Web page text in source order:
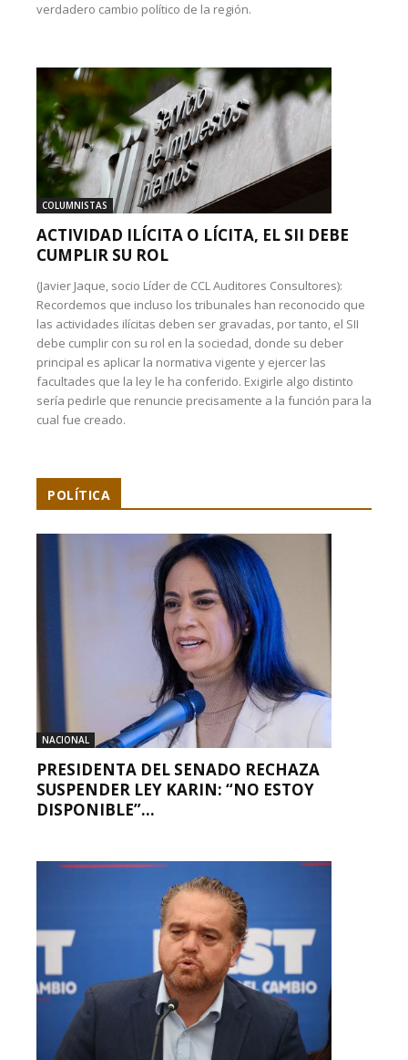
verdadero cambio político de la región.
COLUMNISTAS
ACTIVIDAD ILÍCITA O LÍCITA, EL SII DEBE
CUMPLIR SU ROL
(Javier Jaque, socio Líder de CCL Auditores Consultores):
Recordemos que incluso los tribunales han reconocido que
las actividades ilícitas deben ser gravadas, por tanto, el SII
debe cumplir con su rol en la sociedad, donde su deber
principal es aplicar la normativa vigente y ejercer las
facultades que la ley le ha conferido. Exigirle algo distinto
sería pedirle que renuncie precisamente a la función para la
cual fue creado.
POLÍTICA
NACIONAL
PRESIDENTA DEL SENADO RECHAZA
SUSPENDER LEY KARIN: “NO ESTOY
DISPONIBLE”...